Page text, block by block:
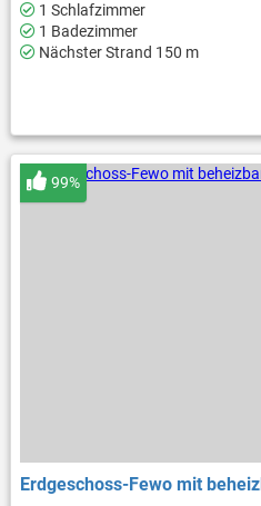
1 Schlafzimmer
1 Badezimmer
Nächster Strand 150 m
Erdgeschoss-Fewo mit
99%